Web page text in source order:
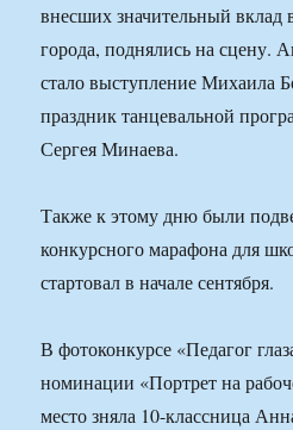
внесших значительный вклад
города, поднялись на сцену.
стало выступление Михаила
праздник танцевальной
Сергея Минаева.
Также к этому дню были
конкурсного марафона для
стартовал в начале сентября.
В фотоконкурсе «Педагог
номинации «Портрет на
место зняла 10-классница